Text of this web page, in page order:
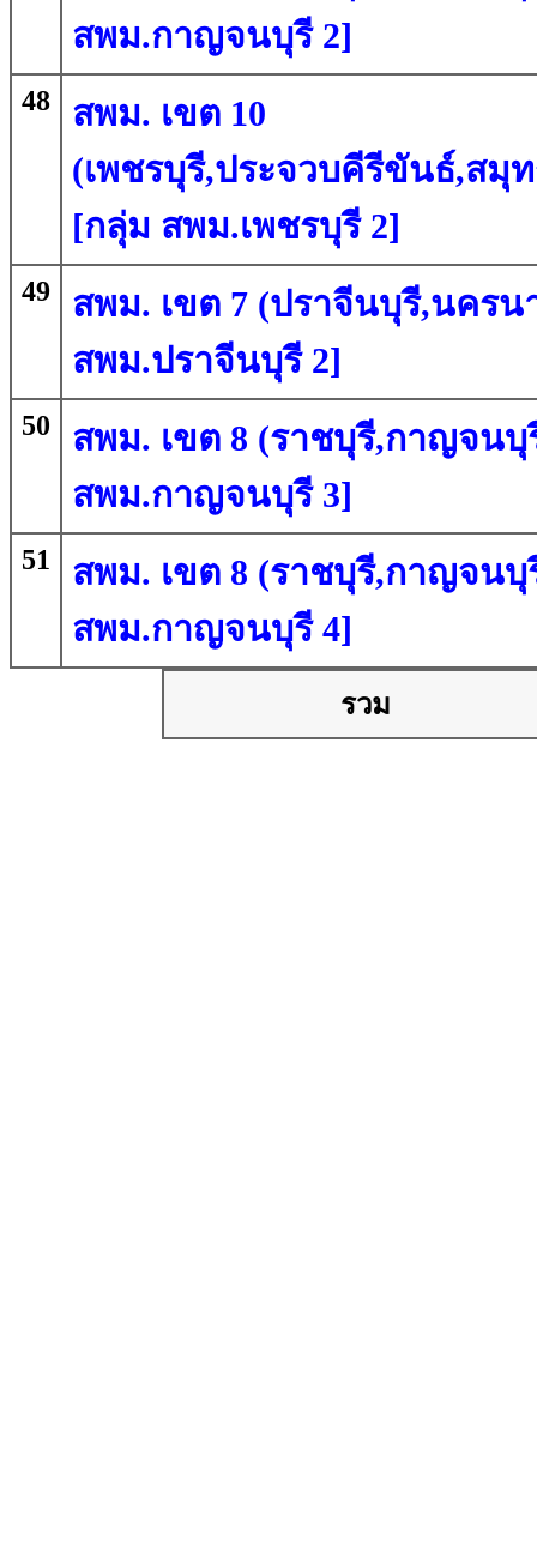
สพม.กาญจนบุรี 2]
48
สพม. เขต 10
(เพชรบุรี,ประจวบคีรีขันธ์,สมุ
[กลุ่ม สพม.เพชรบุรี 2]
49
สพม. เขต 7 (ปราจีนบุรี,นครน
สพม.ปราจีนบุรี 2]
50
สพม. เขต 8 (ราชบุรี,กาญจนบุ
สพม.กาญจนบุรี 3]
51
สพม. เขต 8 (ราชบุรี,กาญจนบุ
สพม.กาญจนบุรี 4]
รวม